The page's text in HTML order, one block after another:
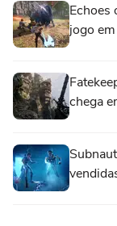
Echoes
jogo
chega